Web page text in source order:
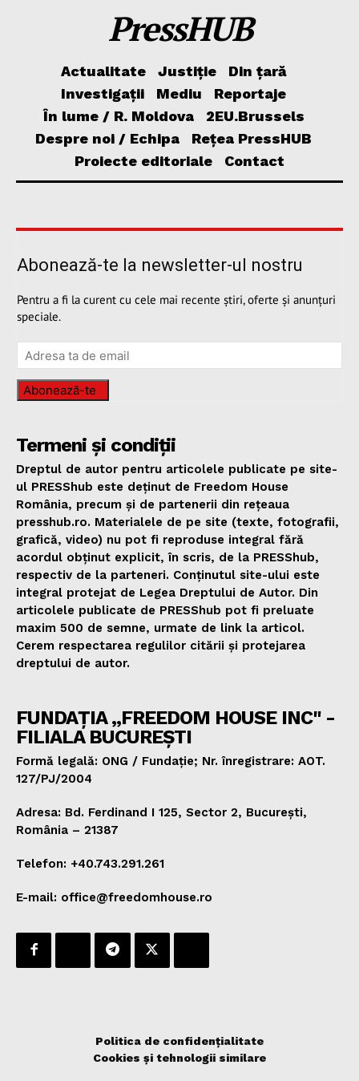
PressHUB
Actualitate Justiție
Din țară
Investigații
Mediu
Reportaje
În lume / R. Moldova
2EU.Brussels
Despre noi / Echipa
Rețea PressHUB
Proiecte editoriale
Contact
Abonează-te la newsletter-ul nostru
Pentru a fi la curent cu cele mai recente știri, oferte și anunțuri
speciale.
Abonează-te
Termeni și condiții
Dreptul de autor pentru articolele publicate pe site-
ul PRESShub este deținut de Freedom House
România, precum și de partenerii din rețeaua
presshub.ro. Materialele de pe site (texte, fotografii,
grafică, video) nu pot fi reproduse integral fără
acordul obținut explicit, în scris, de la PRESShub,
respectiv de la parteneri. Conținutul site-ului este
integral protejat de Legea Dreptului de Autor. Din
articolele publicate de PRESShub pot fi preluate
maxim 500 de semne, urmate de link la articol.
Cerem respectarea regulilor citării și protejarea
dreptului de autor.
FUNDAȚIA „FREEDOM HOUSE INC" -
FILIALA BUCUREȘTI
Formă legală: ONG / Fundație; Nr. înregistrare: AOT.
127/PJ/2004
Adresa: Bd. Ferdinand I 125, Sector 2, București,
România – 21387
Telefon: +40.743.291.261
E-mail: office@freedomhouse.ro
Politica de confidențialitate
Cookies și tehnologii similare